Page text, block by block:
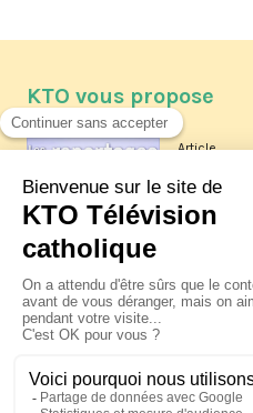
KTO vous propose
Article
Les
La visite
XIV à
jeudi 6
Le pape
Pérou du